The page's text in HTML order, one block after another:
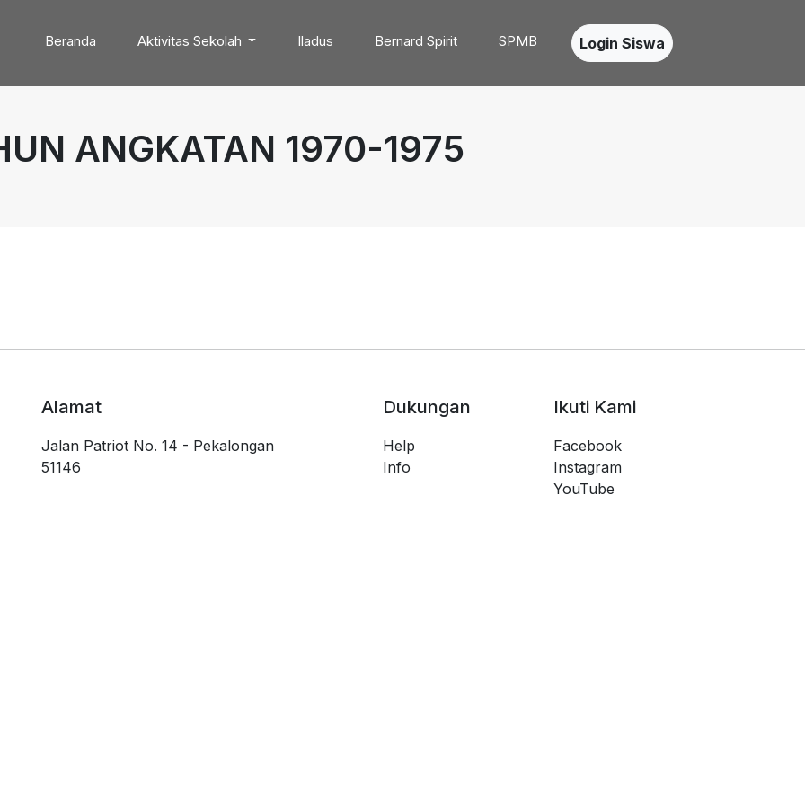
Beranda Aktivitas Sekolah Iladus Bernard Spirit SPMB Login Siswa
ANGKATAN 1970-1975
Alamat
Jalan Patriot No. 14 - Pekalongan
51146
Dukungan
Help
Info
Ikuti Kami
Facebook
Instagram
YouTube